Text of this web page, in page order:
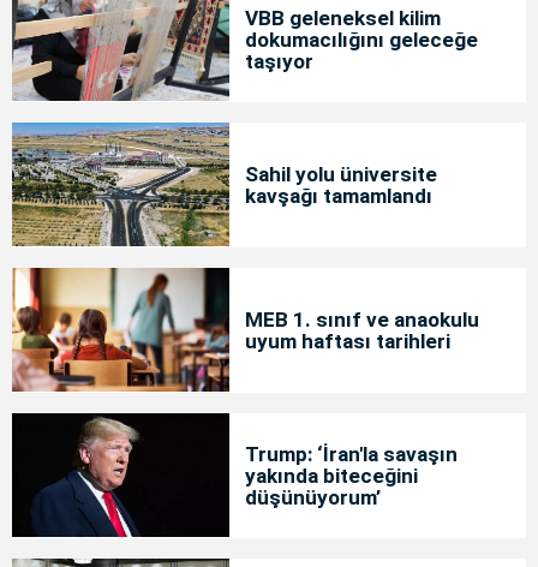
VBB geleneksel kilim
dokumacılığını geleceğe
taşıyor
Sahil yolu üniversite
kavşağı tamamlandı
MEB 1. sınıf ve anaokulu
uyum haftası tarihleri
Trump: ‘İran'la savaşın
yakında biteceğini
düşünüyorum’